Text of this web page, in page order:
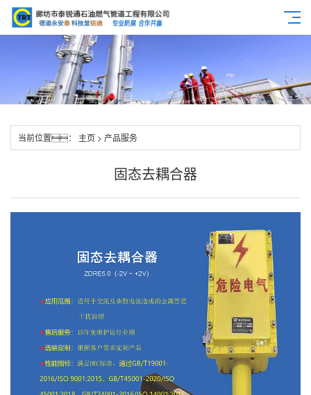
当前位置： 主页 > 产品服务
固态去耦合器